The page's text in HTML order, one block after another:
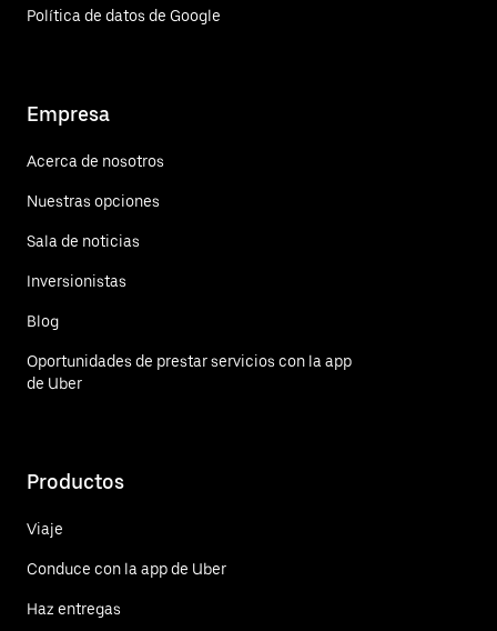
Política de datos de Google
Empresa
Acerca de nosotros
Nuestras opciones
Sala de noticias
Inversionistas
Blog
Oportunidades de prestar servicios con la app
de Uber
Productos
Viaje
Conduce con la app de Uber
Haz entregas